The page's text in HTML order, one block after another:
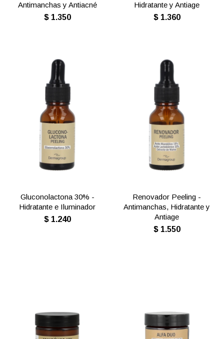
Antimanchas y Antiacné
$ 1.350
Hidratante y Antiage
$ 1.360
Gluconolactona 30% -
Hidratante e Iluminador
$ 1.240
Renovador Peeling -
Antimanchas, Hidratante y
Antiage
$ 1.550